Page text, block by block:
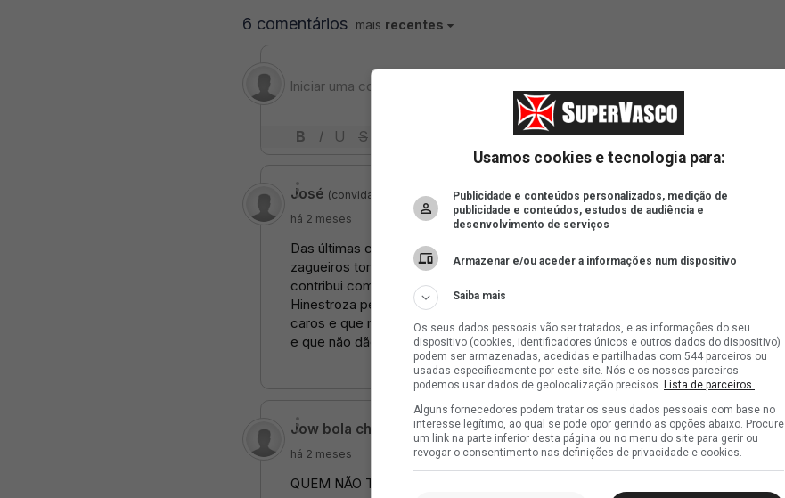
Usamos cookies e tecnologia para:
Publicidade e conteúdos personalizados, medição de
publicidade e conteúdos, estudos de audiência e
desenvolvimento de serviços
Armazenar e/ou aceder a informações num dispositivo
Saiba mais
Os seus dados pessoais vão ser tratados, e as informações do seu
dispositivo (cookies, identificadores únicos e outros dados do dispositivo)
podem ser armazenadas, acedidas e partilhadas com 544 parceiros ou
usadas especificamente por este site. Nós e os nossos parceiros
podemos usar dados de geolocalização precisos. Lista de parceiros.
Alguns fornecedores podem tratar os seus dados pessoais com base no
interesse legítimo, ao qual se pode opor gerindo as opções abaixo. Procure
um link na parte inferior desta página ou no menu do site para gerir ou
revogar o consentimento nas definições de privacidade e cookies.